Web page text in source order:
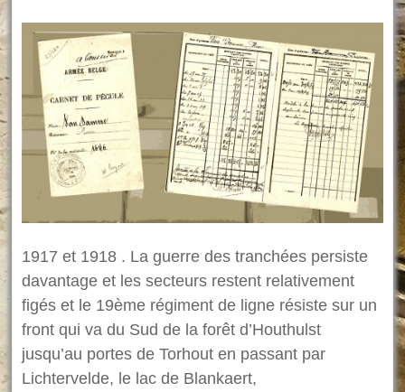
1917 et 1918 . La guerre des tranchées persiste
davantage et les secteurs restent relativement
figés et le 19ème régiment de ligne résiste sur un
front qui va du Sud de la forêt d’Houthulst
jusqu’au portes de Torhout en passant par
Lichtervelde, le lac de Blankaert,